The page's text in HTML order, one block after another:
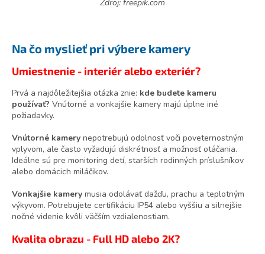
Zdroj: freepik.com
Na čo myslieť pri výbere kamery
Umiestnenie - interiér alebo exteriér?
Prvá a najdôležitejšia otázka znie: kde budete kameru
používať? Vnútorné a vonkajšie kamery majú úplne iné
požiadavky.
Vnútorné kamery nepotrebujú odolnosť voči poveternostným
vplyvom, ale často vyžadujú diskrétnosť a možnosť otáčania.
Ideálne sú pre monitoring detí, starších rodinných príslušníkov
alebo domácich miláčikov.
Vonkajšie kamery musia odolávať dažďu, prachu a teplotným
výkyvom. Potrebujete certifikáciu IP54 alebo vyššiu a silnejšie
nočné videnie kvôli väčším vzdialenostiam.
Kvalita obrazu - Full HD alebo 2K?